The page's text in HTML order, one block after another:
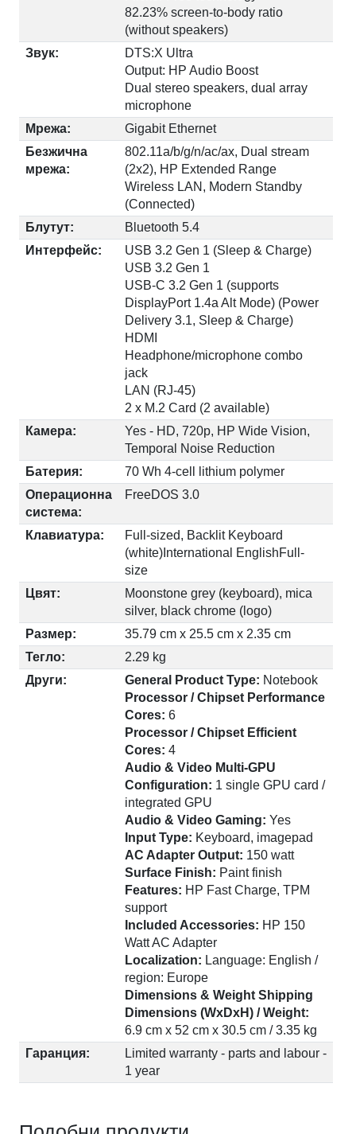
82.23% screen-to-body ratio
(without speakers)
Звук:
DTS:X Ultra
Output: HP Audio Boost
Dual stereo speakers, dual array
microphone
Мрежа:
Gigabit Ethernet
Безжична
мрежа:
802.11a/b/g/n/ac/ax, Dual stream
(2x2), HP Extended Range
Wireless LAN, Modern Standby
(Connected)
Блутут:
Bluetooth 5.4
Интерфейс:
USB 3.2 Gen 1 (Sleep & Charge)
USB 3.2 Gen 1
USB-C 3.2 Gen 1 (supports
DisplayPort 1.4a Alt Mode) (Power
Delivery 3.1, Sleep & Charge)
HDMI
Headphone/microphone combo
jack
LAN (RJ-45)
2 x M.2 Card (2 available)
Камера:
Yes - HD, 720p, HP Wide Vision,
Temporal Noise Reduction
Батерия:
70 Wh 4-cell lithium polymer
Операционна
система:
FreeDOS 3.0
Клавиатура:
Full-sized, Backlit Keyboard
(white)International EnglishFull-
size
Цвят:
Moonstone grey (keyboard), mica
silver, black chrome (logo)
Размер:
35.79 cm x 25.5 cm x 2.35 cm
Тегло:
2.29 kg
Други:
General Product Type: Notebook
Processor / Chipset Performance
Cores:6
Processor / Chipset Efficient
Cores:4
Audio & Video Multi-GPU
Configuration: 1 single GPU card /
integrated GPU
Audio & Video Gaming:Yes
Input Type: Keyboard, imagepad
AC Adapter Output: 150 watt
Surface Finish: Paint finish
Features: HP Fast Charge, TPM
support
Included Accessories: HP 150
Watt AC Adapter
Localization: Language: English /
region: Europe
Dimensions & Weight Shipping
Dimensions (WxDxH) / Weight:
6.9 cm x 52 cm x 30.5 cm / 3.35 kg
Гаранция:
Limited warranty - parts and labour -
1 year